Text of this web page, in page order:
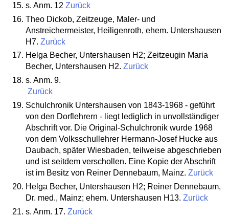
s. Anm. 12 Zurück
Theo Dickob, Zeitzeuge, Maler- und
Anstreichermeister, Heiligenroth, ehem. Untershausen
H7. Zurück
Helga Becher, Untershausen H2; Zeitzeugin Maria
Becher, Untershausen H2. Zurück
s. Anm. 9.
Zurück
Schulchronik Untershausen von 1843-1968 - geführt
von den Dorflehrern - liegt lediglich in unvollständiger
Abschrift vor. Die Original-Schulchronik wurde 1968
von dem Volksschullehrer Hermann-Josef Hucke aus
Daubach, später Wiesbaden, teilweise abgeschrieben
und ist seitdem verschollen. Eine Kopie der Abschrift
ist im Besitz von Reiner Dennebaum, Mainz. Zurück
Helga Becher, Untershausen H2; Reiner Dennebaum,
Dr. med., Mainz; ehem. Untershausen H13. Zurück
s. Anm. 17. Zurück